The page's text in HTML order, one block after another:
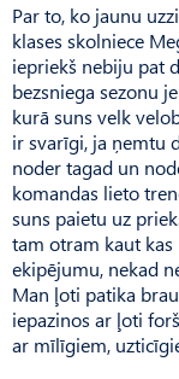
Par to, ko jaunu
klases skolniece
iepriekš nebiju pat
bezsniega sezonu
kurā suns velk
ir svarīgi, ja ņemtu
noder tagad un
komandas lieto
suns paietu uz
tam otram kaut
ekipējumu, nekad
Man ļoti patika
iepazinos ar ļoti
ar mīlīgiem,